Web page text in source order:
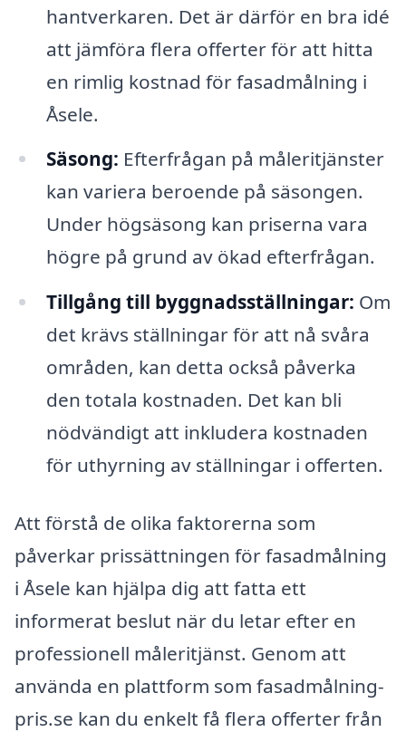
hantverkaren. Det är därför en bra idé
att jämföra flera offerter för att hitta
en rimlig kostnad för fasadmålning i
Åsele.
Säsong: Efterfrågan på måleritjänster
kan variera beroende på säsongen.
Under högsäsong kan priserna vara
högre på grund av ökad efterfrågan.
Tillgång till byggnadsställningar: Om
det krävs ställningar för att nå svåra
områden, kan detta också påverka
den totala kostnaden. Det kan bli
nödvändigt att inkludera kostnaden
för uthyrning av ställningar i offerten.
Att förstå de olika faktorerna som
påverkar prissättningen för fasadmålning
i Åsele kan hjälpa dig att fatta ett
informerat beslut när du letar efter en
professionell måleritjänst. Genom att
använda en plattform som fasadmålning-
pris.se kan du enkelt få flera offerter från